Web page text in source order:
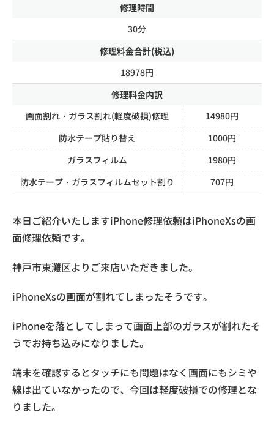
修理時間
30分
修理料金合計(税込)
18978円
修理料金内訳
画面割れ・ガラス割れ(軽度破損)修理
14980円
防水テープ貼り替え
1000円
ガラスフィルム
1980円
防水テープ・ガラスフィルムセット割り
707円
本日ご紹介いたしますiPhone修理依頼はiPhoneXsの画
面修理依頼です。
神戸市東灘区よりご来店いただきました。
iPhoneXsの画面が割れてしまったそうです。
iPhoneを落としてしまって画面上部のガラスが割れたそ
うでお持ち込みになりました。
端末を確認するとタッチにも問題はなく画面にもシミや
線は出ていなかったので、今回は軽度破損での修理とな
りました。